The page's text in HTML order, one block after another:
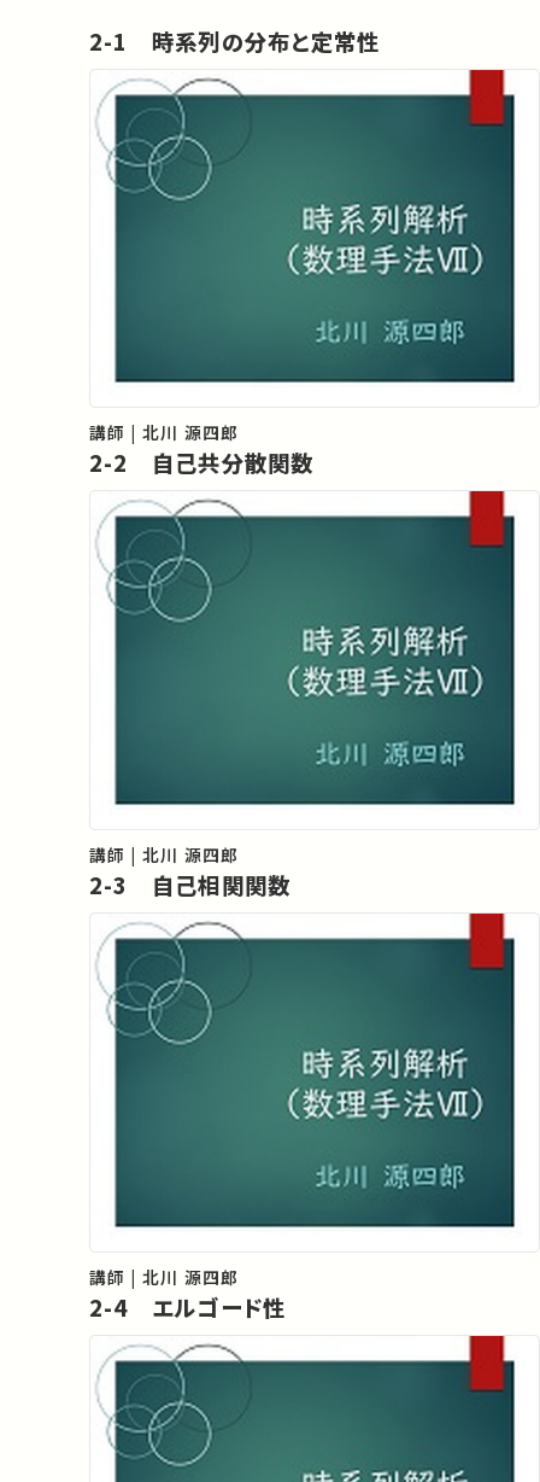
2-1 時系列の分布と定常性
講師 | 北川 源四郎
2-2 自己共分散関数
講師 | 北川 源四郎
2-3 自己相関関数
講師 | 北川 源四郎
2-4 エルゴード性